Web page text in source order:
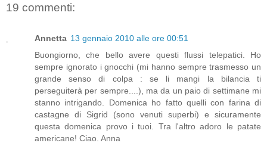
19 commenti:
Annetta 13 gennaio 2010 alle ore 00:51
Buongiorno, che bello avere questi flussi telepatici. Ho
sempre ignorato i gnocchi (mi hanno sempre trasmesso un
grande senso di colpa : se li mangi la bilancia ti
perseguiterà per sempre....), ma da un paio di settimane mi
stanno intrigando. Domenica ho fatto quelli con farina di
castagne di Sigrid (sono venuti superbi) e sicuramente
questa domenica provo i tuoi. Tra l'altro adoro le patate
americane! Ciao. Anna